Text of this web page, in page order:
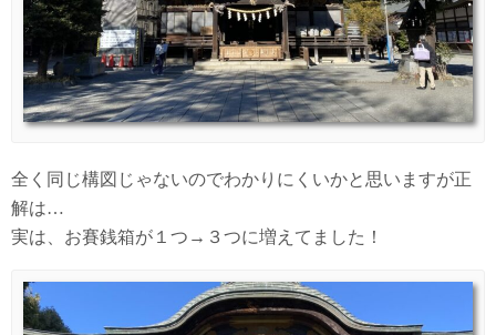
全く同じ構図じゃないのでわかりにくいかと思いますが正
解は…
実は、お賽銭箱が１つ→３つに増えてました！